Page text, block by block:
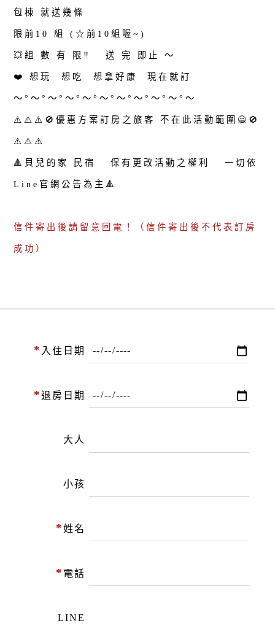
包棟 就送幾條
限前10 組 (☆前10組喔~)
💥組 數 有 限‼️ 送 完 即止 ～
❤️ 想玩 想吃 想拿好康 現在就訂
～°～°～°～°～°～°～°～°～°～°～
⚠️⚠️⚠️🚫優惠方案訂房之旅客 不在此活動範圍🙅🚫
⚠️⚠️⚠️
🔺️貝兒的家 民宿 保有更改活動之權利 一切依
Line官網公告為主🔺️
信件寄出後請留意回電！（信件寄出後不代表訂房
成功）
* 入住日期
*退房日期
大人
小孩
*姓名
* 電話
LINE